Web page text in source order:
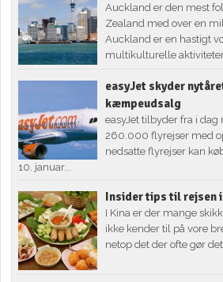
Auckland er den mest
Zealand med over en
Auckland er en hastigt
multikulturelle
easyJet skyder
kæmpeudsalg
easyJet tilbyder fra i dag
260.000 flyrejser med
nedsatte flyrejser kan
10. januar...
Insider tips til rejsen i
I Kina er der mange
ikke kender til på vore
netop det der ofte gør